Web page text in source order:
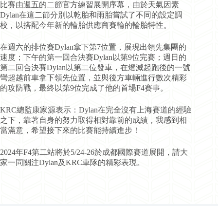
比賽由週五的二節官方練習展開序幕，由於天氣因素
Dylan在這二節分別以乾胎和雨胎嘗試了不同的設定調
校，以搭配今年新的輪胎供應商賽輪的輪胎特性。
在週六的排位賽Dylan拿下第7位置，展現出領先集團的
速度；下午的第一回合決賽Dylan以第9位完賽；週日的
第二回合決賽Dylan以第二位發車，在燈滅起跑後的一號
彎超越前車拿下領先位置，並與後方車輛進行數次精彩
的攻防戰，最終以第9位完成了他的首場F4賽事。
KRC總監康家源表示：Dylan在完全沒有上海賽道的經驗
之下，靠著自身的努力取得相對靠前的成績，我感到相
當滿意，希望接下來的比賽能持續進步！
2024年F4第二站將於5/24-26於成都國際賽道展開，請大
家一同關注Dylan及KRC車隊的精彩表現。